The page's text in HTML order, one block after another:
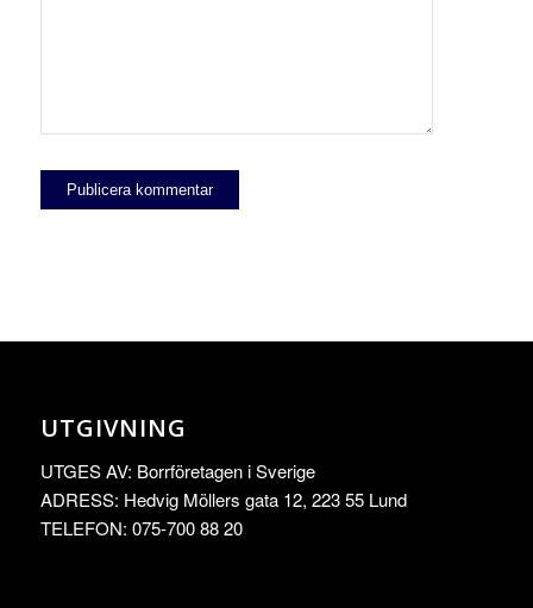
UTGIVNING
UTGES AV: Borrföretagen i Sverige
ADRESS: Hedvig Möllers gata 12, 223 55 Lund
TELEFON: 075-700 88 20